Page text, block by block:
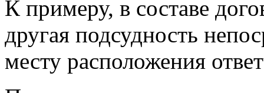
К примеру, в составе
другая подсудность
месту расположения